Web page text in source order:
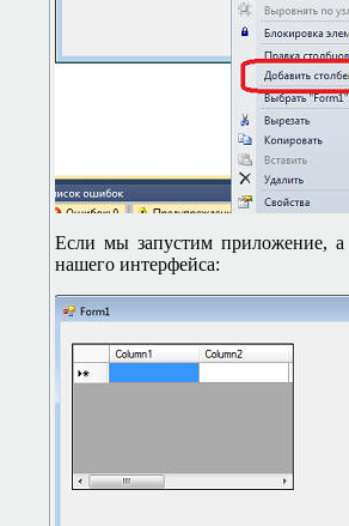
Если мы запустим приложение,
нашего интерфейса: